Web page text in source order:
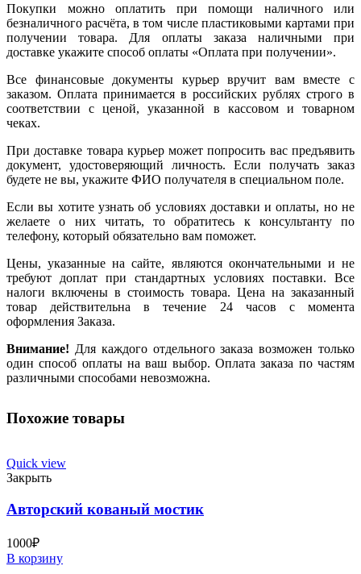
Покупки можно оплатить при помощи наличного или
безналичного расчёта, в том числе пластиковыми картами при
получении товара. Для оплаты заказа наличными при
доставке укажите способ оплаты «Оплата при получении».
Все финансовые документы курьер вручит вам вместе с
заказом. Оплата принимается в российских рублях строго в
соответствии с ценой, указанной в кассовом и товарном
чеках.
При доставке товара курьер может попросить вас предъявить
документ, удостоверяющий личность. Если получать заказ
будете не вы, укажите ФИО получателя в специальном поле.
Если вы хотите узнать об условиях доставки и оплаты, но не
желаете о них читать, то обратитесь к консультанту по
телефону, который обязательно вам поможет.
Цены, указанные на сайте, являются окончательными и не
требуют доплат при стандартных условиях поставки. Все
налоги включены в стоимость товара. Цена на заказанный
товар действительна в течение 24 часов с момента
оформления Заказа.
Внимание! Для каждого отдельного заказа возможен только
один способ оплаты на ваш выбор. Оплата заказа по частям
различными способами невозможна.
Похожие товары
Quick view
Закрыть
Авторский кованый мостик
1000₽
В корзину